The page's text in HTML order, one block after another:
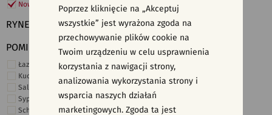
Nowości
RYNEK
POMIESZCZENIE
Łazienka
Kuchnia
Salon i hol
Sypialnia
Schody
Poprzez kliknięcie na „Akceptuj
wszystkie” jest wyrażona zgoda na
przechowywanie plików cookie na
Twoim urządzeniu w celu usprawnienia
korzystania z nawigacji strony,
analizowania wykorzystania strony i
wsparcia naszych działań
marketingowych. Zgoda ta jest